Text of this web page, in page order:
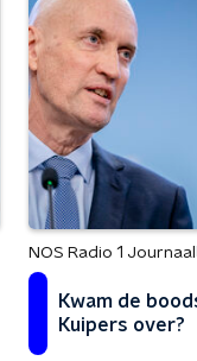
NOS Radio 1 Journaal
Kwam de
Kuipers over?